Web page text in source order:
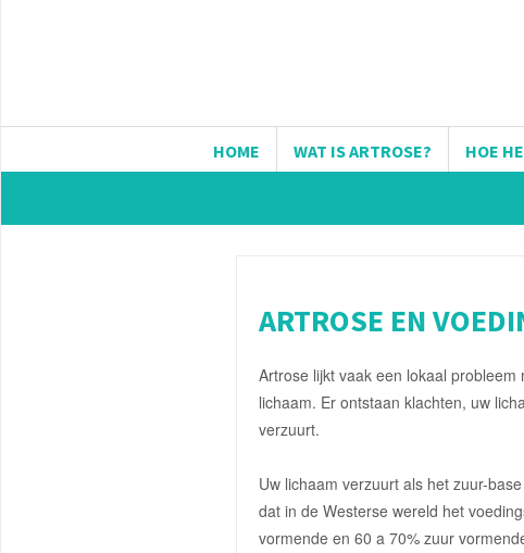
HOME WAT IS ARTROSE? HOE
ARTROSE EN
Artrose lijkt vaak een lokaal
lichaam. Er ontstaan klachten, uw
verzuurt.
Uw lichaam verzuurt als het zuur-
dat in de Westerse wereld het
vormende en 60 a 70% zuur